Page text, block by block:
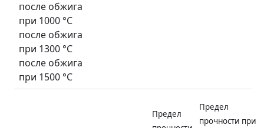
после обжига
при 1000 °С
после обжига
при 1300 °С
после обжига
при 1500 °С
Предел
Предел
прочности при